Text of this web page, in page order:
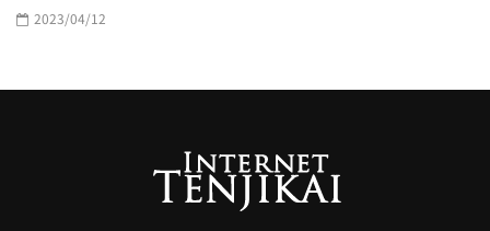
2023/04/12